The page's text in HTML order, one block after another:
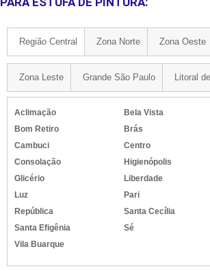
Região Central Zona Norte Zona Oeste
Zona Leste Grande São Paulo Litoral
Aclimação
Bela Vista
Bom Retiro
Brás
Cambuci
Centro
Consolação
Higienópolis
Glicério
Liberdade
Luz
Pari
República
Santa Cecília
Santa Efigênia
Sé
Vila Buarque